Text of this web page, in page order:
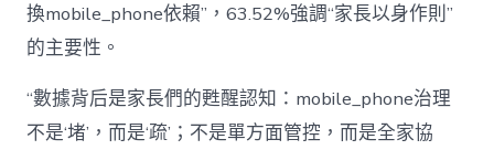
換mobile_phone依賴”，63.52%強調“家長以身作則”
的主要性。
“數據背后是家長們的甦醒認知：mobile_phone治理
不是‘堵’，而是‘疏’；不是單方面管控，而是全家協